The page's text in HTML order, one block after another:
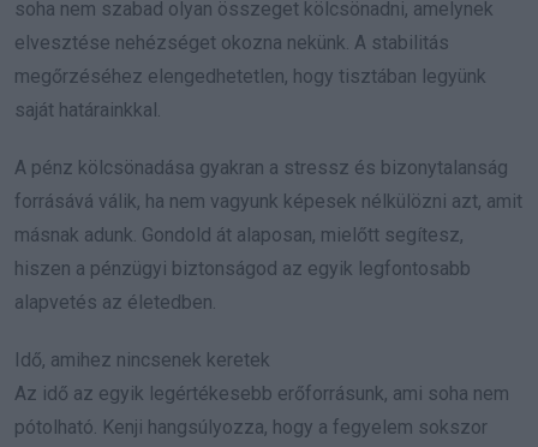
soha nem szabad olyan összeget kölcsönadni, amelynek
elvesztése nehézséget okozna nekünk. A stabilitás
megőrzéséhez elengedhetetlen, hogy tisztában legyünk
saját határainkkal.
A pénz kölcsönadása gyakran a stressz és bizonytalanság
forrásává válik, ha nem vagyunk képesek nélkülözni azt, amit
másnak adunk. Gondold át alaposan, mielőtt segítesz,
hiszen a pénzügyi biztonságod az egyik legfontosabb
alapvetés az életedben.
Idő, amihez nincsenek keretek
Az idő az egyik legértékesebb erőforrásunk, ami soha nem
pótolható. Kenji hangsúlyozza, hogy a fegyelem sokszor